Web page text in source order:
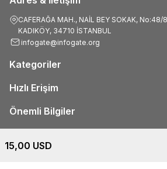
15,00 USD
CAFERAĞA MAH., NAİL BEY SOKAK, No:48/
KADIKÖY, 34710 İSTANBUL
infogate@infogate.org
Kategoriler
Hızlı Erişim
Önemli Bilgiler